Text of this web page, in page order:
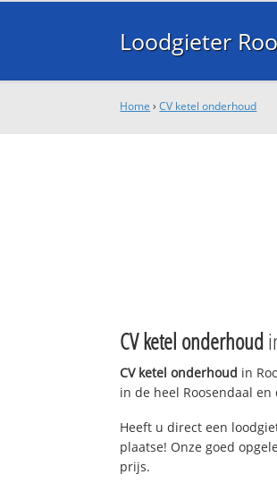
Loodgieter
Home ›CV ketel onderhoud
CV ketel onderhoud
CV ketel onderhoud in
in de heel Roosendaal
Heeft u direct een
plaatse! Onze goed
prijs.